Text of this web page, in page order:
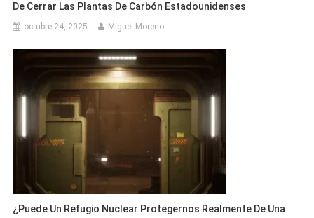
De Cerrar Las Plantas De Carbón Estadounidenses
octubre 24, 2025 Miguel Moreno
¿Puede Un Refugio Nuclear Protegernos Realmente De Una